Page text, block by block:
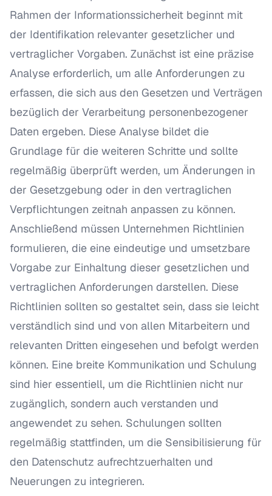
Rahmen der Informationssicherheit beginnt mit
der Identifikation relevanter gesetzlicher und
vertraglicher Vorgaben. Zunächst ist eine präzise
Analyse erforderlich, um alle Anforderungen zu
erfassen, die sich aus den Gesetzen und Verträgen
bezüglich der Verarbeitung personenbezogener
Daten ergeben. Diese Analyse bildet die
Grundlage für die weiteren Schritte und sollte
regelmäßig überprüft werden, um Änderungen in
der Gesetzgebung oder in den vertraglichen
Verpflichtungen zeitnah anpassen zu können.
Anschließend müssen Unternehmen Richtlinien
formulieren, die eine eindeutige und umsetzbare
Vorgabe zur Einhaltung dieser gesetzlichen und
vertraglichen Anforderungen darstellen. Diese
Richtlinien sollten so gestaltet sein, dass sie leicht
verständlich sind und von allen Mitarbeitern und
relevanten Dritten eingesehen und befolgt werden
können. Eine breite Kommunikation und Schulung
sind hier essentiell, um die Richtlinien nicht nur
zugänglich, sondern auch verstanden und
angewendet zu sehen. Schulungen sollten
regelmäßig stattfinden, um die Sensibilisierung für
den Datenschutz aufrechtzuerhalten und
Neuerungen zu integrieren.